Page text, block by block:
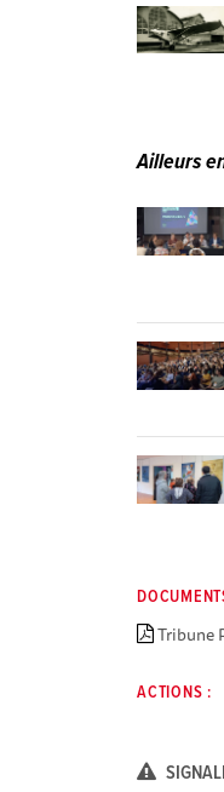
Ailleurs
Tribune
ACTIONS :